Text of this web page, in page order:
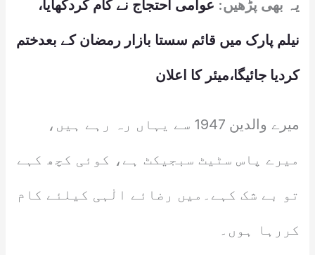
یہ بھی پڑھیں: عوامی احتجاج نے کام کردکھایا،
نیلم پارک میں قائم سستا بازار رمضان کے بعدختم
کردیا جائیگا،میئر کا اعلان
میرے والدین 1947 سے یہاں رہ رہے ہیں،
میرے پاس سٹیٹ سبجیکٹ ہے، کوئی کچھ کہے
تو بے شک کہے۔میں رضائے الٰہی کیلئے کام
کررہا ہوں۔